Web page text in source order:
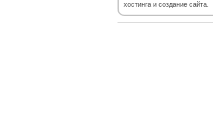
хостинга и создание сайта.